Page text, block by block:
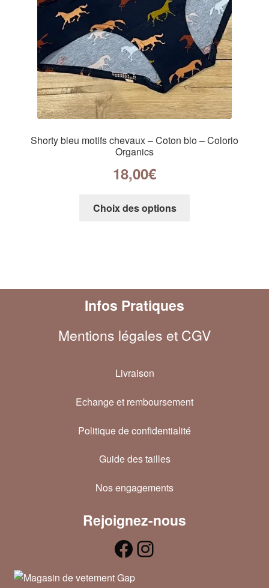
Shorty bleu motifs chevaux – Coton bio – Colorio
Organics
18,00€
Choix des options
Infos Pratiques
Mentions légales et CGV
Livraison
Echange et remboursement
Politique de confidentialité
Guide des tailles
Nos engagements
Rejoignez-nous